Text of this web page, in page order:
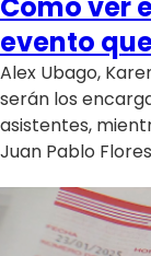
evento
Alex Ubago,
serán los
asistentes,
Juan Pablo
Club De La
Contigo en
Plan
Sabingo
Todos Los